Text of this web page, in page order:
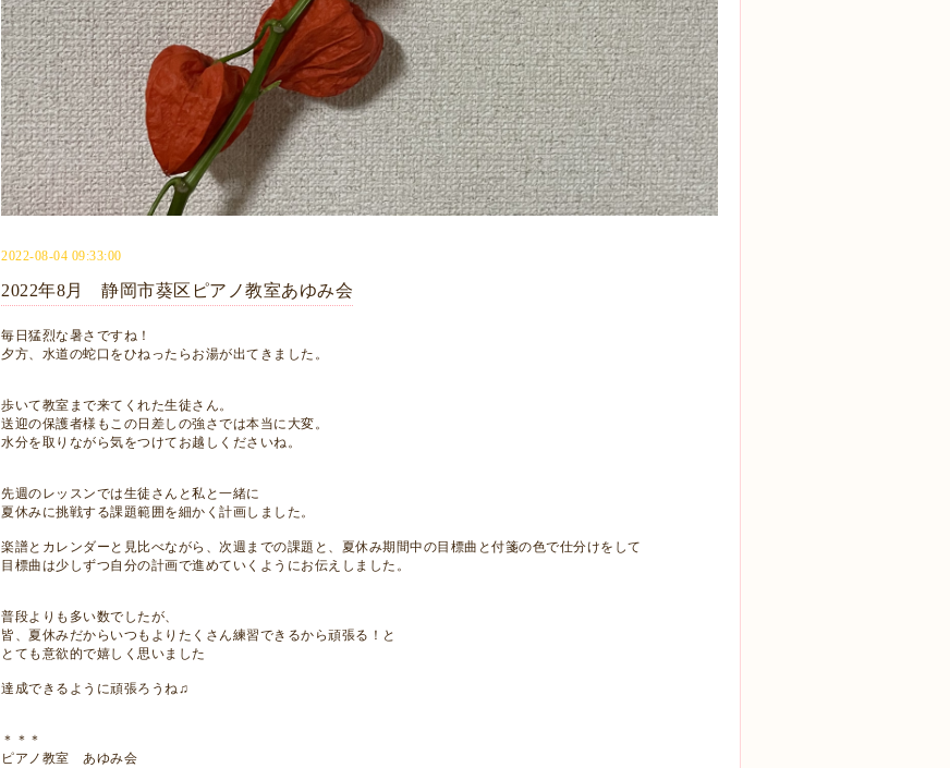
2022-08-04 09:33:00
2022年8月 静岡市葵区ピアノ教室あゆみ会
毎日猛烈な暑さですね！
夕方、水道の蛇口をひねったらお湯が出てきました。
歩いて教室まで来てくれた生徒さん。
送迎の保護者様もこの日差しの強さでは本当に大変。
水分を取りながら気をつけてお越しくださいね。
先週のレッスンでは生徒さんと私と一緒に
夏休みに挑戦する課題範囲を細かく計画しました。
楽譜とカレンダーと見比べながら、次週までの課題と、夏休み期間中の目標曲と付箋の色で仕分けをして
目標曲は少しずつ自分の計画で進めていくようにお伝えしました。
普段よりも多い数でしたが、
皆、夏休みだからいつもよりたくさん練習できるから頑張る！と
とても意欲的で嬉しく思いました
達成できるように頑張ろうね♫
＊＊＊
ピアノ教室 あゆみ会